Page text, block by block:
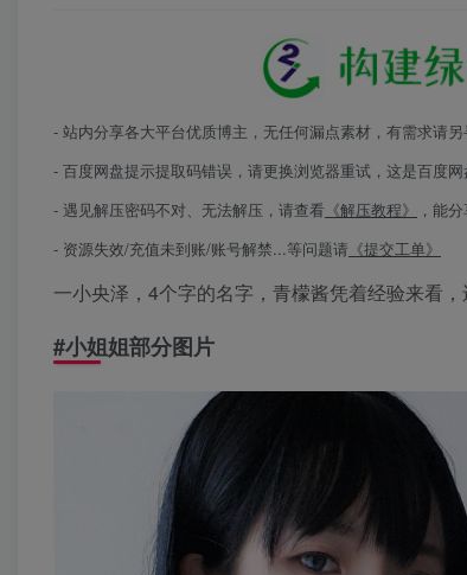
- 站内分享各大平台优质博主，无任何漏点素材，有需求请另
- 百度网盘提示提取码错误，请更换浏览器重试，这是百度网
- 遇见解压密码不对、无法解压，请查看 《解压教程》
，能
- 资源失效/充值未到账/账号解禁...等问题请 《提交工单》
一小央泽，4个字的名字，青檬酱凭着经验来看，
#小姐姐部分图片